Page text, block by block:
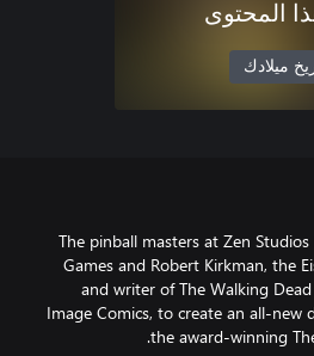
المحتوى
ميلادك
The pinball masters at Zen
Games and Robert Kirkman, the
and writer of The Walking
Image Comics, to create an all-new